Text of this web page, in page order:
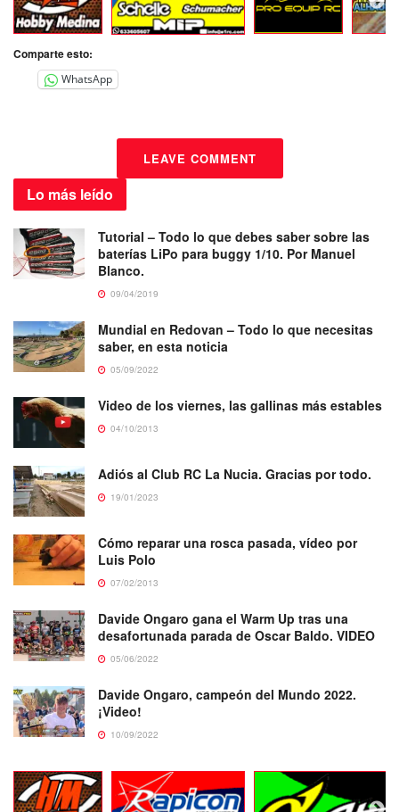
Comparte esto:
WhatsApp
LEAVE COMMENT
Lo más leído
Tutorial – Todo lo que debes saber sobre las
baterías LiPo para buggy 1/10. Por Manuel
Blanco.
09/04/2019
Mundial en Redovan – Todo lo que necesitas
saber, en esta noticia
05/09/2022
Video de los viernes, las gallinas más estables
04/10/2013
Adiós al Club RC La Nucia. Gracias por todo.
19/01/2023
Cómo reparar una rosca pasada, vídeo por
Luis Polo
07/02/2013
Davide Ongaro gana el Warm Up tras una
desafortunada parada de Oscar Baldo. VIDEO
05/06/2022
Davide Ongaro, campeón del Mundo 2022.
¡Video!
10/09/2022